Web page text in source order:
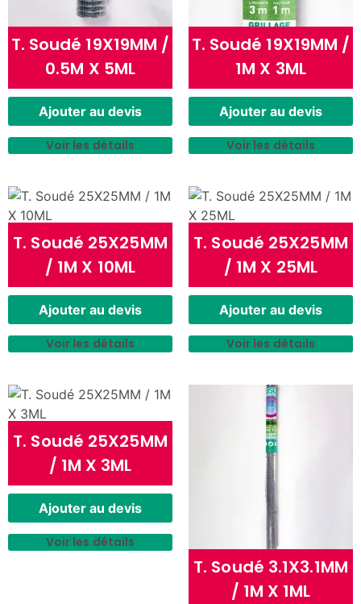
T. Soudé 19X19MM /
0.5M X 5ML
Ajouter au devis
Voir les détails
T. Soudé 19X19MM /
1M X 3ML
Ajouter au devis
Voir les détails
T. Soudé 25X25MM
/ 1M X 10ML
Ajouter au devis
Voir les détails
T. Soudé 25X25MM
/ 1M X 25ML
Ajouter au devis
Voir les détails
T. Soudé 25X25MM
/ 1M X 3ML
Ajouter au devis
Voir les détails
T. Soudé 3.1X3.1MM
/ 1M X 1ML